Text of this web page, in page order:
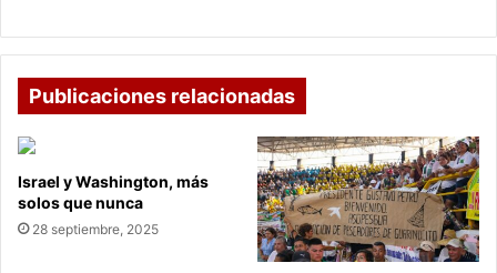
Publicaciones relacionadas
Israel y Washington, más
solos que nunca
28 septiembre, 2025